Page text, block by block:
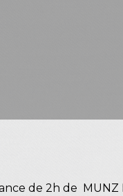
de 2h de MUNZ